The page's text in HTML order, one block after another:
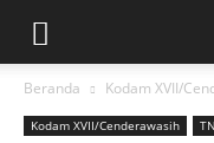
Beranda Kodam XVII/
Kodam XVII/Cenderawasih